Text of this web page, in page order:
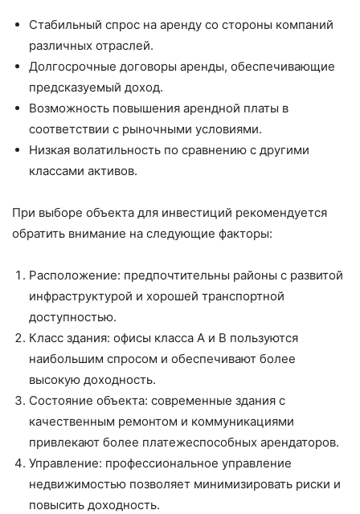
Стабильный спрос на аренду со стороны компаний
различных отраслей.
Долгосрочные договоры аренды, обеспечивающие
предсказуемый доход.
Возможность повышения арендной платы в
соответствии с рыночными условиями.
Низкая волатильность по сравнению с другими
классами активов.
При выборе объекта для инвестиций рекомендуется
обратить внимание на следующие факторы:
Расположение: предпочтительны районы с развитой
инфраструктурой и хорошей транспортной
доступностью.
Класс здания: офисы класса А и В пользуются
наибольшим спросом и обеспечивают более
высокую доходность.
Состояние объекта: современные здания с
качественным ремонтом и коммуникациями
привлекают более платежеспособных арендаторов.
Управление: профессиональное управление
недвижимостью позволяет минимизировать риски и
повысить доходность.